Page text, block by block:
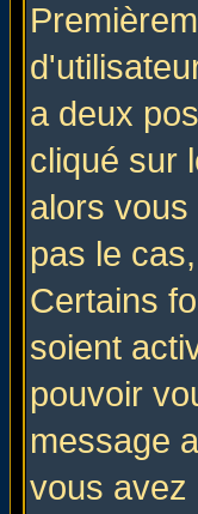
a deux
cliqué sur
alors
pas le
Certains
soient
pouvoir
message
vous avez